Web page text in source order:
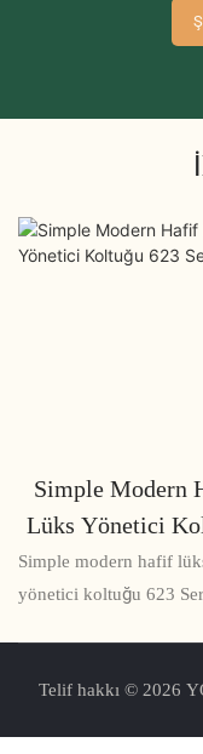
Simple Modern
Lüks Yönetici
623 Serisi
Simple modern hafif
yönetici koltuğu 623
bir sandalyedir. Şık
Telif hakkı © 2026